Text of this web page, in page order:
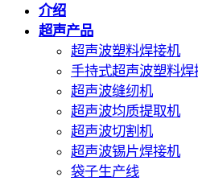
介绍
超声产品
超声波塑料焊接机
手持式超声波塑料焊
超声波缝纫机
超声波均质提取机
超声波切割机
超声波锡片焊接机
袋子生产线